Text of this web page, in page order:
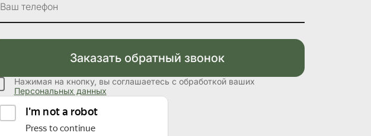
Ваш телефон
Заказать обратный звонок
Нажимая на кнопку, вы соглашаетесь с обработкой ваших
Персональных данных